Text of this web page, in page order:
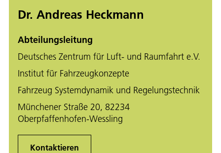
Dr. Andreas Heckmann
Abteilungsleitung
Deutsches Zentrum für Luft- und Raumfahrt e.V.
Institut für Fahrzeugkonzepte
Fahrzeug Systemdynamik und Regelungstechnik
Münchener Straße 20, 82234
Oberpfaffenhofen-Wessling
Kontaktieren